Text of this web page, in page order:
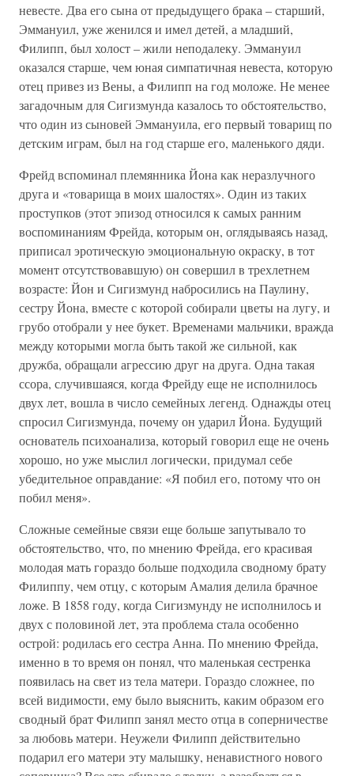
невесте. Два его сына от предыдущего брака – старший,
Эммануил, уже женился и имел детей, а младший,
Филипп, был холост – жили неподалеку. Эммануил
оказался старше, чем юная симпатичная невеста, которую
отец привез из Вены, а Филипп на год моложе. Не менее
загадочным для Сигизмунда казалось то обстоятельство,
что один из сыновей Эммануила, его первый товарищ по
детским играм, был на год старше его, маленького дяди.
Фрейд вспоминал племянника Йона как неразлучного
друга и «товарища в моих шалостях». Один из таких
проступков (этот эпизод относился к самых ранним
воспоминаниям Фрейда, которым он, оглядываясь назад,
приписал эротическую эмоциональную окраску, в тот
момент отсутствовавшую) он совершил в трехлетнем
возрасте: Йон и Сигизмунд набросились на Паулину,
сестру Йона, вместе с которой собирали цветы на лугу, и
грубо отобрали у нее букет. Временами мальчики, вражда
между которыми могла быть такой же сильной, как
дружба, обращали агрессию друг на друга. Одна такая
ссора, случившаяся, когда Фрейду еще не исполнилось
двух лет, вошла в число семейных легенд. Однажды отец
спросил Сигизмунда, почему он ударил Йона. Будущий
основатель психоанализа, который говорил еще не очень
хорошо, но уже мыслил логически, придумал себе
убедительное оправдание: «Я побил его, потому что он
побил меня».
Сложные семейные связи еще больше запутывало то
обстоятельство, что, по мнению Фрейда, его красивая
молодая мать гораздо больше подходила сводному брату
Филиппу, чем отцу, с которым Амалия делила брачное
ложе. В 1858 году, когда Сигизмунду не исполнилось и
двух с половиной лет, эта проблема стала особенно
острой: родилась его сестра Анна. По мнению Фрейда,
именно в то время он понял, что маленькая сестренка
появилась на свет из тела матери. Гораздо сложнее, по
всей видимости, ему было выяснить, каким образом его
сводный брат Филипп занял место отца в соперничестве
за любовь матери. Неужели Филипп действительно
подарил его матери эту малышку, ненавистного нового